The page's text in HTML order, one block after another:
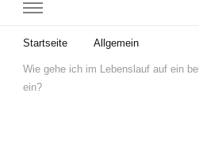
Startseite Allgemein
Wie gehe ich im Lebenslauf auf ein
ein?